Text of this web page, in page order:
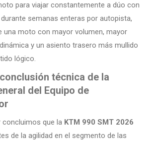
para viajar constantemente a dúo con
semanas enteras por autopista,
una moto con mayor volumen, mayor
y un asiento trasero más mullido
lógico.
técnica de la
del Equipo de
concluimos que la KTM 990 SMT 2026
de la agilidad en el segmento de las